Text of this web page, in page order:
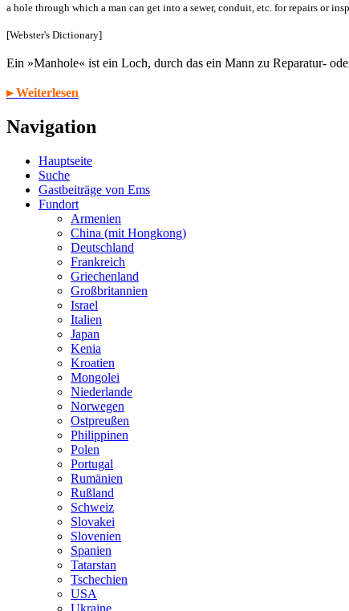
a hole through which a man can get into a sewer, conduit, etc. for repairs or
[Webster's Dictionary]
Ein »Manhole« ist ein Loch, durch das ein Mann zu Reparatur-
▸ Weiterlesen
Navigation
Hauptseite
Suche
Gastbeiträge von Ems
Fundort
Armenien
China (mit Hongkong)
Deutschland
Frankreich
Griechenland
Großbritannien
Israel
Italien
Japan
Kenia
Kroatien
Mongolei
Niederlande
Norwegen
Ostpreußen
Philippinen
Polen
Portugal
Rumänien
Rußland
Schweiz
Slovakei
Slovenien
Spanien
Tatarstan
Tschechien
USA
Ukraine